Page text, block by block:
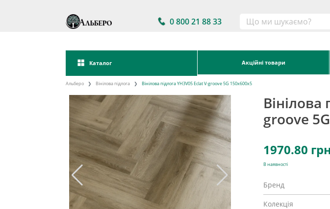
0 800 21 88 33
Каталог Акційні товари
Альберо Вінілова підлога Вінілова підлога YH3V05 Eclat V-groove 5G 150x600x5
Вінілова
groove
1970.80
В наявності
Бренд
Колекція